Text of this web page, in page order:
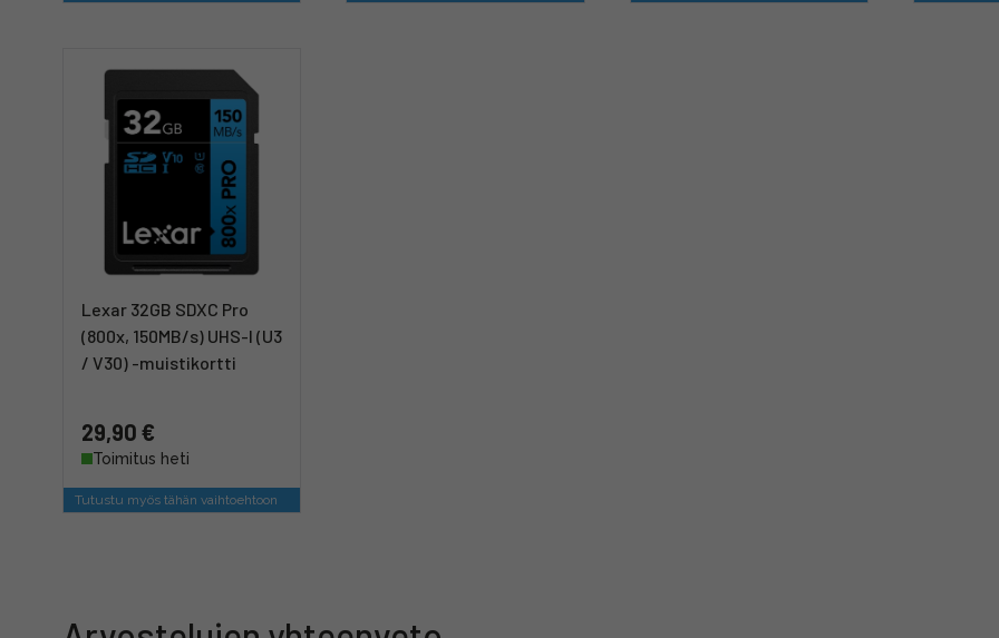
Lexar 32GB SDXC Pro
(800x, 150MB/s) UHS-I (U3
/ V30) -muistikortti
29,90 €
Toimitus heti
Tutustu myös tähän vaihtoehtoon